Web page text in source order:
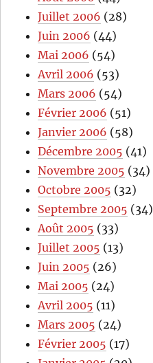
Juillet 2006 (28)
Juin 2006 (44)
Mai 2006 (54)
Avril 2006 (53)
Mars 2006 (54)
Février 2006 (51)
Janvier 2006 (58)
Décembre 2005 (41)
Novembre 2005 (34)
Octobre 2005 (32)
Septembre 2005 (34)
Août 2005 (33)
Juillet 2005 (13)
Juin 2005 (26)
Mai 2005 (24)
Avril 2005 (11)
Mars 2005 (24)
Février 2005 (17)